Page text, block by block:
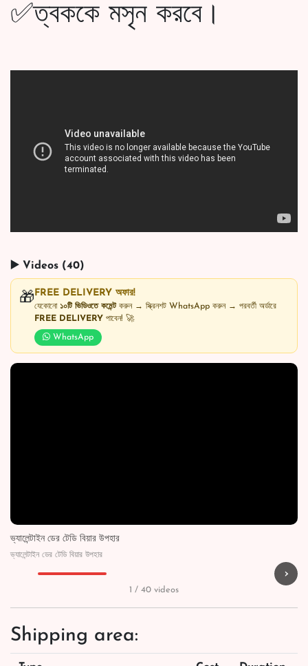
✅ত্বককে মসৃন করবে।
▶️ Videos (40)
🎁FREE DELIVERY অফার!
যেকোনো ১০টি ভিডিওতে কমেন্টকরুন → স্ক্রিনশট WhatsApp করুন → পরবর্তী অর্ডারে
FREE DELIVERY পাবেন! 🚀
WhatsApp
ভ্যালেন্টাইন ডের টেডি বিয়ার উপহার
ভ্যালেন্টাইন ডের টেডি বিয়ার উপহার
▶ ›
1 / 40 videos
Shipping area: